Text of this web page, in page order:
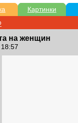
Картинки
на женщин